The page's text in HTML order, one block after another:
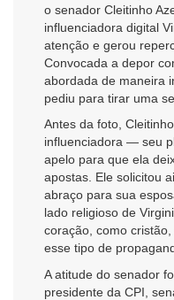
o senador Cleitinho
influenciadora digital
atenção e gerou
Convocada a depor
abordada de maneira
pediu para tirar uma
Antes da foto,
influenciadora — seu
apelo para que ela
apostas. Ele solicitou
abraço para sua
lado religioso de
coração, como
esse tipo de
A atitude do senador
presidente da CPI,